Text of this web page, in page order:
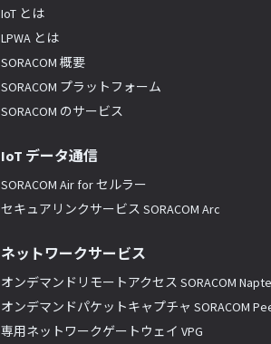
IoT とは
LPWA とは
SORACOM 概要
SORACOM プラットフォーム
SORACOM のサービス
IoT データ通信
SORACOM Air for セルラー
セキュアリンクサービス SORACOM Arc
ネットワークサービス
オンデマンドリモートアクセス SORACOM
オンデマンドパケットキャプチャ SORACOM
専用ネットワークゲートウェイ VPG